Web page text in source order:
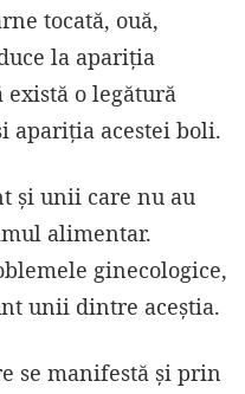
tocată, ouă,
la apariția
o legătură
apariția acestei boli.
și unii care nu au
alimentar.
ginecologice,
unii dintre aceștia.
se manifestă și prin